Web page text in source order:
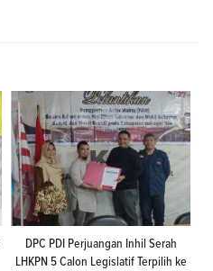
DPC PDI Perjuangan Inhil Serah
LHKPN 5 Calon Legislatif Terpilih ke